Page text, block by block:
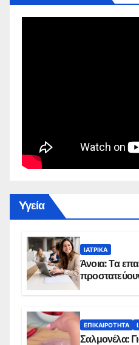
Yγεία
ΙΑΤΡΙΚΆ
Άνοια: Τα
ΕΠΙΚΑΙΡΌΤΗΤΑ
Σαλμονέλα: